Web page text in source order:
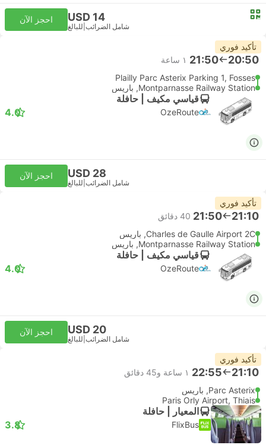
USD 14
شامل الضرائب للبالغ
احجز الآن
تأكيد فوري
20:50
21:50 ١ ساعة
Plailly Parc Asterix Parking 1, Fosses
Montparnasse Railway Station, باريس
قياسي مكيف | حافلة
OzeRoute
4.0
USD 28
شامل الضرائب للبالغ
احجز الآن
تأكيد فوري
21:10
21:50 ‫40 دقائق
Charles de Gaulle Airport 2C, باريس
Montparnasse Railway Station, باريس
قياسي مكيف | حافلة
OzeRoute
4.0
USD 20
شامل الضرائب للبالغ
احجز الآن
تأكيد فوري
21:10
22:55 ١ ساعة و‫45 دقائق
Parc Asterix, باريس
Paris Orly Airport, Thiais
المعيار | حافلة
FlixBus
3.8